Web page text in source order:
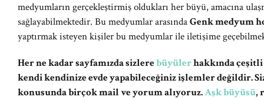
medyumların gerçekleştirmiş oldukları her büyü, amacına
sağlayabilmektedir. Bu medyumlar arasındaGenk medyum
yaptırmak isteyen kişiler bu medyumlar ile iletişime
Her ne kadar sayfamızda sizlerebüyülerhakkında
kendi kendinize evde yapabileceğiniz işlemler değildir.
konusunda birçok mail ve yorum alıyoruz.Aşk büyüsü,